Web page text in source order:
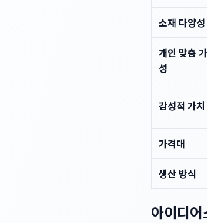
소재 다양성
개인 맞춤
성
감성적 가치
가격대
생산 방식
아이디